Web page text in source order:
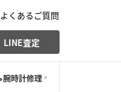
よくあるご質問
LINE査定
腕時計修理